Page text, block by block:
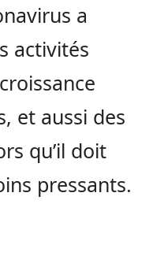
a
activités
et aussi des
qu’il doit
pressants.